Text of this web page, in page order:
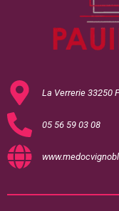
La Verrerie 33250
05 56 59 03 08